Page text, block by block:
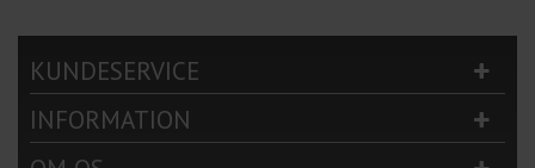
KUNDESERVICE
INFORMATION